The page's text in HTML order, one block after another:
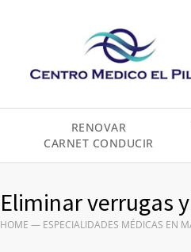
RENOVAR
CARNET CONDUCIR
Eliminar verrugas
HOME — ESPECIALIDADES MÉDICAS EN